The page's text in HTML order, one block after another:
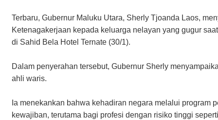
Terbaru, Gubernur Maluku Utara, Sherly Tjoanda Laos,
Ketenagakerjaan kepada keluarga nelayan yang gugur
di Sahid Bela Hotel Ternate (30/1).
​Dalam penyerahan tersebut, Gubernur Sherly
ahli waris.
Ia menekankan bahwa kehadiran negara melalui program
kewajiban, terutama bagi profesi dengan risiko tinggi